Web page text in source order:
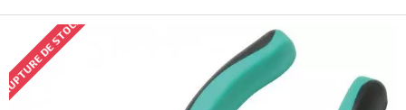
DE STOCK